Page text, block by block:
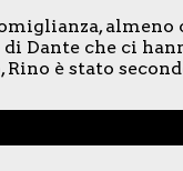
almeno
Dante che ci
è stato